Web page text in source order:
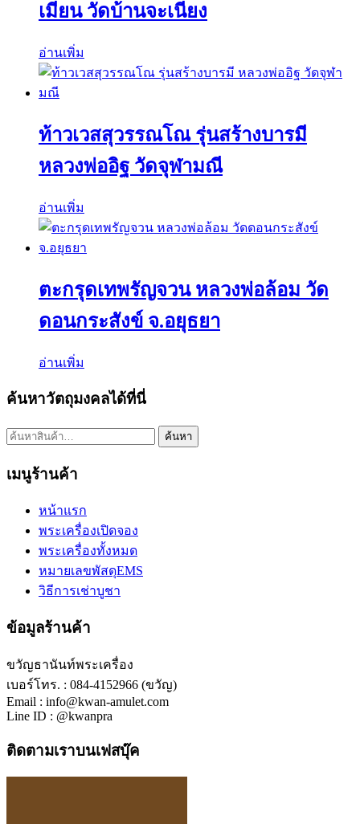
เมียน วัดบ้านจะเนียง
อ่านเพิ่ม
ท้าวเวสสุวรรณโณ รุ่นสร้างบารมี
หลวงพ่ออิฐ วัดจุฬามณี
อ่านเพิ่ม
ตะกรุดเทพรัญจวน หลวงพ่อล้อม วัด
ดอนกระสังข์ จ.อยุธยา
อ่านเพิ่ม
ค้นหาวัตถุมงคลได้ที่นี่
ค้นหา: ค้นหา
เมนูร้านค้า
หน้าแรก
พระเครื่องเปิดจอง
พระเครื่องทั้งหมด
หมายเลขพัสดุEMS
วิธีการเช่าบูชา
ข้อมูลร้านค้า
ขวัญธานันท์พระเครื่อง
เบอร์โทร. : 084-4152966 (ขวัญ)
Email : info@kwan-amulet.com
Line ID : @kwanpra
ติดตามเราบนเฟสบุ๊ค